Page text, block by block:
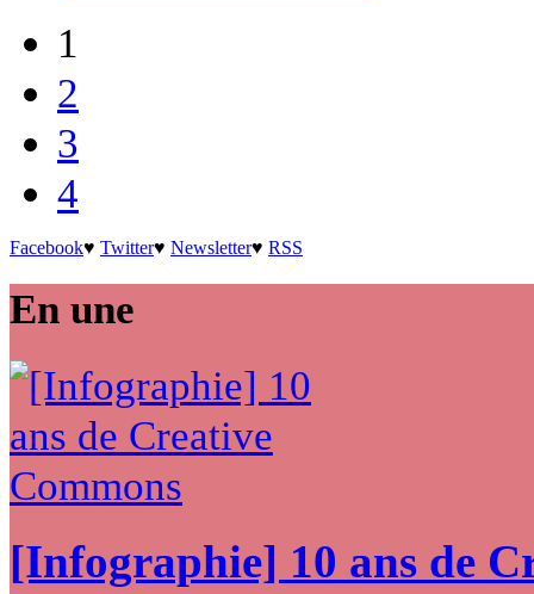
1
2
3
4
Facebook♥ Twitter♥ Newsletter♥ RSS
En une
[Infographie] 10 ans de